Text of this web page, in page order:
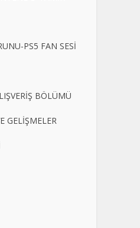
PS5 FAN SESİ
BÖLÜMÜ
GELİŞMELER